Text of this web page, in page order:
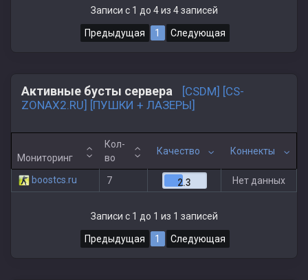
Записи с 1 до 4 из 4 записей
Предыдущая 1 Следующая
Активные бусты сервера
[CSDM] [CS-
ZONAX2.RU] [ПУШКИ + ЛАЗЕРЫ]
Мониторинг
Кол-
во
Качество Коннекты
boostcs.ru 7 2.3 Нет данных
Записи с 1 до 1 из 1 записей
Предыдущая 1 Следующая